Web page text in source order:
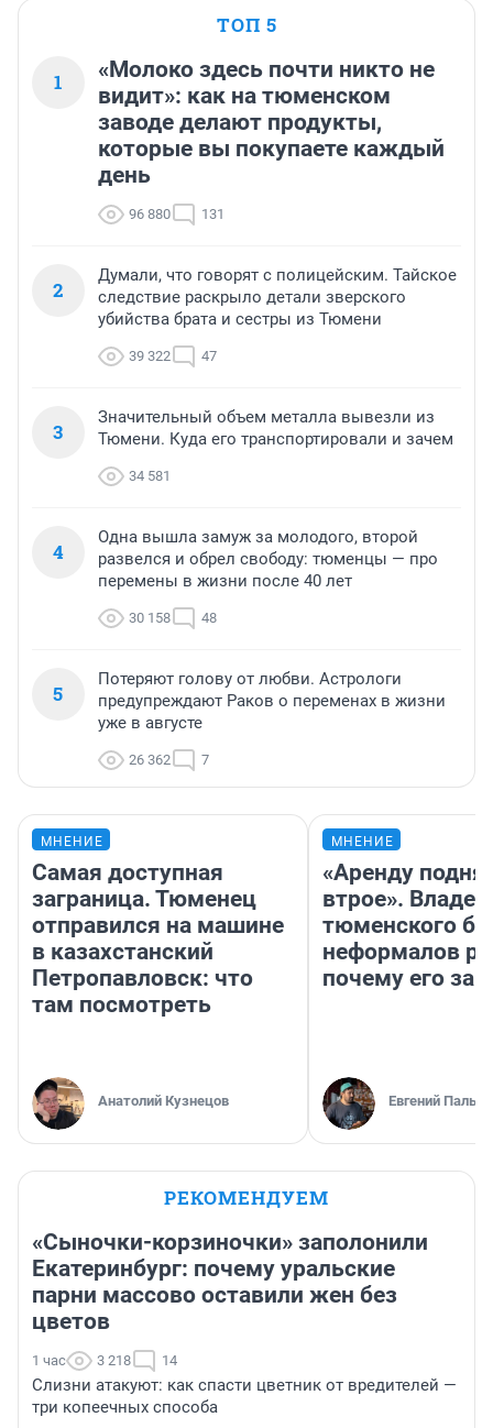
ТОП 5
1
«Молоко здесь почти никто не
видит»: как на тюменском
заводе делают продукты,
которые вы покупаете каждый
день
96 880 131
2
Думали, что говорят с полицейским. Тайское
следствие раскрыло детали зверского
убийства брата и сестры из Тюмени
39 322 47
3
Значительный объем металла вывезли из
Тюмени. Куда его транспортировали и зачем
34 581
4
Одна вышла замуж за молодого, второй
развелся и обрел свободу: тюменцы — про
перемены в жизни после 40 лет
30 158 48
5
Потеряют голову от любви. Астрологи
предупреждают Раков о переменах в жизни
уже в августе
26 362 7
МНЕНИЕ
Самая доступная
заграница. Тюменец
отправился на машине
в казахстанский
Петропавловск: что
там посмотреть
Анатолий Кузнецов
МНЕНИЕ
«Аренду
втрое».
тюменского
неформалов
почему его
Евгений
РЕКОМЕНДУЕМ
«Сыночки-корзиночки» заполонили
Екатеринбург: почему уральские
парни массово оставили жен без
цветов
1 час 3 218 14
Слизни атакуют: как спасти цветник от вредителей —
три копеечных способа